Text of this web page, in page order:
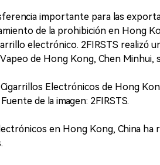
importante para las
de la prohibición en Hong
electrónico. 2FIRSTS realizó
de Hong Kong, Chen Minhui,
Electrónicos de Hong
de la imagen: 2FIRSTS.
en Hong Kong, China ha